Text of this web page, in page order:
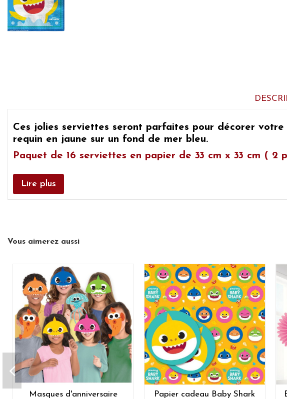
Ces jolies serviettes seront parfaites pour décorer votre
requin en jaune sur un fond de mer bleu.
Paquet de 16 serviettes en papier de 33 cm x 33 cm ( 2
Lire plus
Vous aimerez aussi
Masques d'anniversaire
Papier cadeau Baby Shark